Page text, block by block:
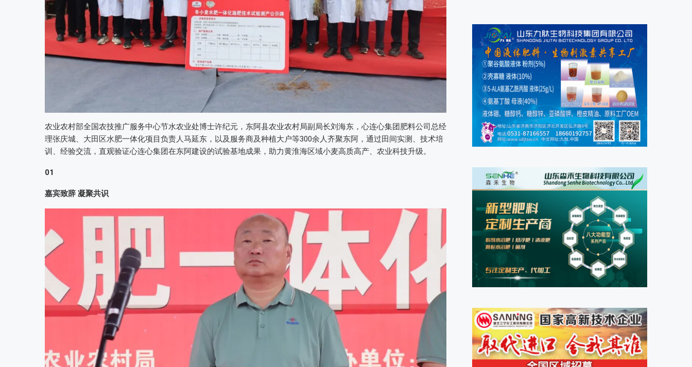
农业农村部全国农技推广服务中心节水农业处博士许纪元，东阿县农业农村局副局长刘海东，心连心集团肥料公司总经
理张庆城、大田区水肥一体化项目负责人马延东，以及服务商及种植大户等300余人齐聚东阿，通过田间实测、技术培
训、经验交流，直观验证心连心集团在东阿建设的试验基地成果，助力黄淮海区域小麦高质高产、农业科技升级。
01
嘉宾致辞 凝聚共识